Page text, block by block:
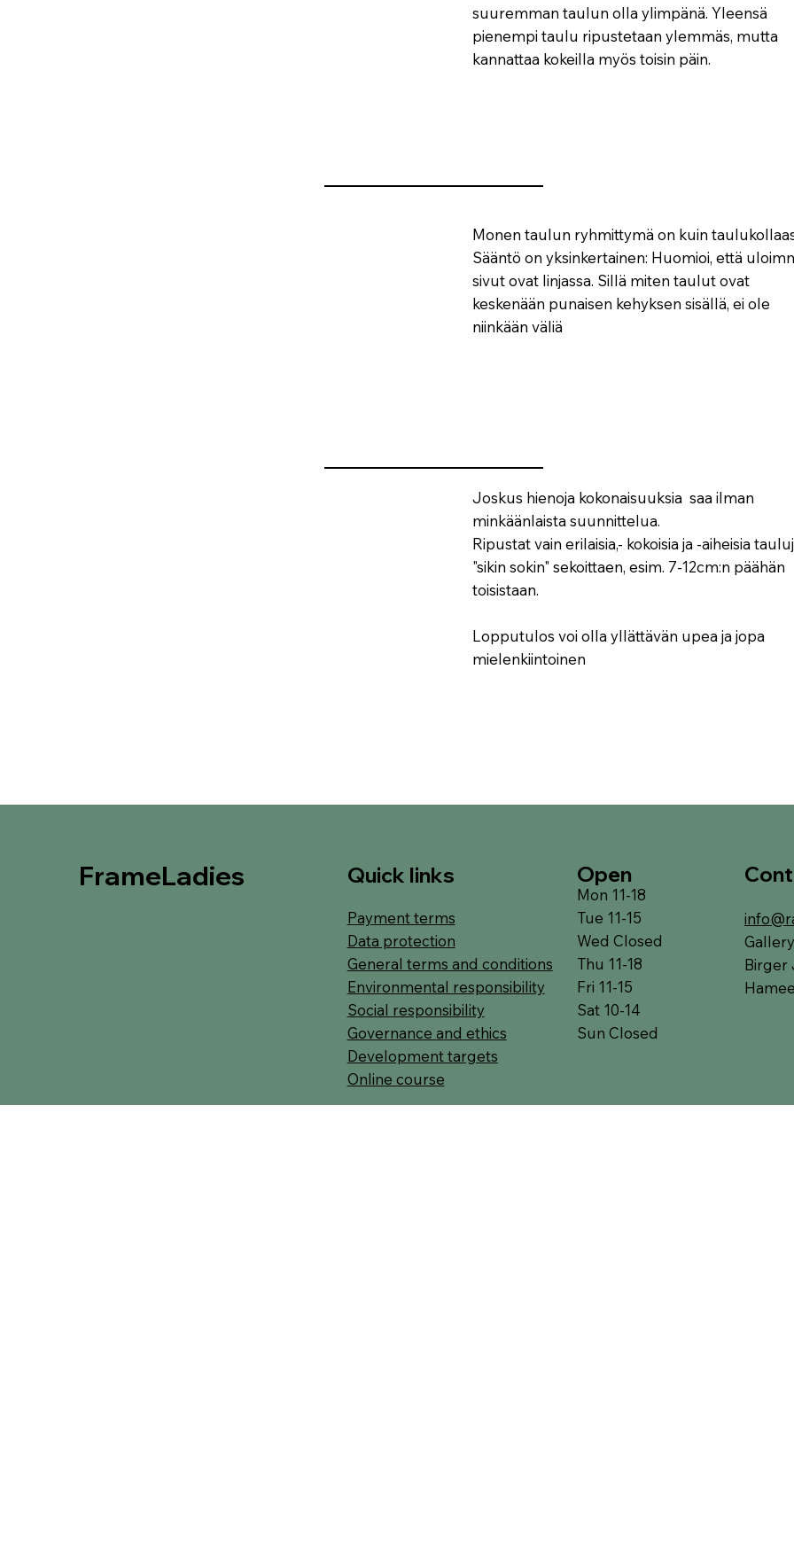
suuremman taulun olla ylimpänä. Yleensä
pienempi taulu ripustetaan ylemmäs, mutta
kannattaa kokeilla myös toisin päin.
Monen taulun ryhmittymä on kuin
Sääntö on yksinkertainen: Huomioi, että
sivut ovat linjassa. Sillä miten taulut ovat
keskenään punaisen kehyksen sisällä, ei ole
niinkään väliä
Joskus hienoja kokonaisuuksia saa ilman
minkäänlaista suunnittelua.
Ripustat vain erilaisia,- kokoisia ja -aiheisia
"sikin sokin" sekoittaen, esim. 7-12cm:n päähän
toisistaan.
Lopputulos voi olla yllättävän upea ja jopa
mielenkiintoinen
FrameLadies
Payment terms
Data protection
General terms and conditions
Environmental responsibility
Social responsibility
Governance and ethics
Development targets
Online course
Quick links
Birger
Mon 11-18
Tue 11-15
Wed Closed
Thu 11-18
Fri 11-15
Sat 10-14
Sun Closed
Open